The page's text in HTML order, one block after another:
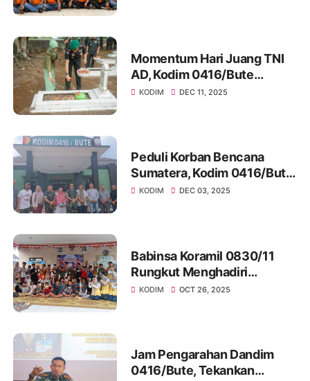
Momentum Hari Juang TNI
AD, Kodim 0416/Bute
Tingkatkan Nilai Kejuangan
KODIM DEC 11, 2025
Peduli Korban Bencana
Sumatera, Kodim 0416/Bute
Gelar Shalat Ghaib, Doa
KODIM DEC 03, 2025
Babinsa Koramil 0830/11
Rungkut Menghadiri
Sosialisasi Wepose,
KODIM OCT 26, 2025
Jam Pengarahan Dandim
0416/Bute, Tekankan